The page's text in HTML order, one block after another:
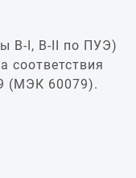
В‑I, В‑II по ПУЭ)
соответствия
(МЭК 60079).